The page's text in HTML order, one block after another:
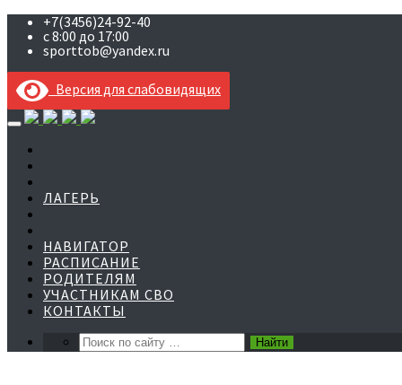
+7(3456)24-92-40
с 8:00 до 17:00
sporttob@yandex.ru
Версия для слабовидящих
Skip
to
content
ЛАГЕРЬ
НАВИГАТОР
РАСПИСАНИЕ
РОДИТЕЛЯМ
УЧАСТНИКАМ СВО
КОНТАКТЫ